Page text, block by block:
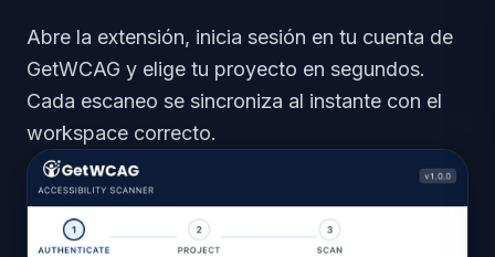
Abre la extensión, inicia sesión en tu cuenta de
GetWCAG y elige tu proyecto en segundos.
Cada escaneo se sincroniza al instante con el
workspace correcto.